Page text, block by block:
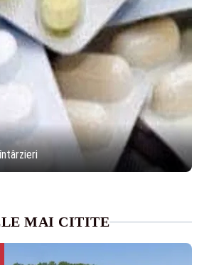
MAI CITITE